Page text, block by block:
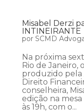
Misabel Derzi
INTINEIRANTE
por SCMD
Na próxima
Rio de Janeiro,
produzido pela
Direito
conselheira,
edição na
às 19h, com o...